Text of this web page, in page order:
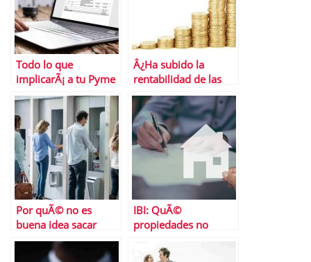
Todo lo que
implicarÃ¡ a tu Pyme
el cambio a la factura
electrÃ³nica
Â¿Ha subido la
rentabilidad de las
cuentas remuneradas
en octubre?
Por quÃ© no es
buena idea sacar
dinero a crÃ©dito
con tu tarjeta
IBI: QuÃ©
propiedades no
impuesto